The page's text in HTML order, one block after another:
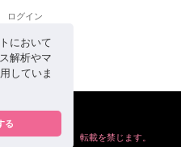
において
解析やマ
していま
る
ログイン
ンツの無断複写、転載を禁じます。